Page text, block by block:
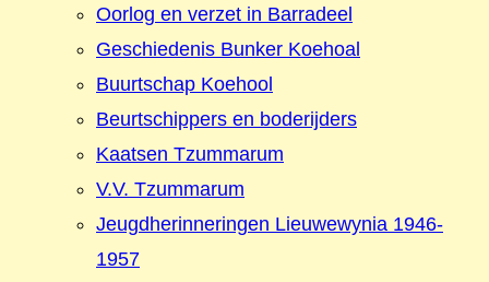
Oorlog en verzet in Barradeel
Geschiedenis Bunker Koehoal
Buurtschap Koehool
Beurtschippers en boderijders
Kaatsen Tzummarum
V.V. Tzummarum
Jeugdherinneringen Lieuwewynia 1946-
1957